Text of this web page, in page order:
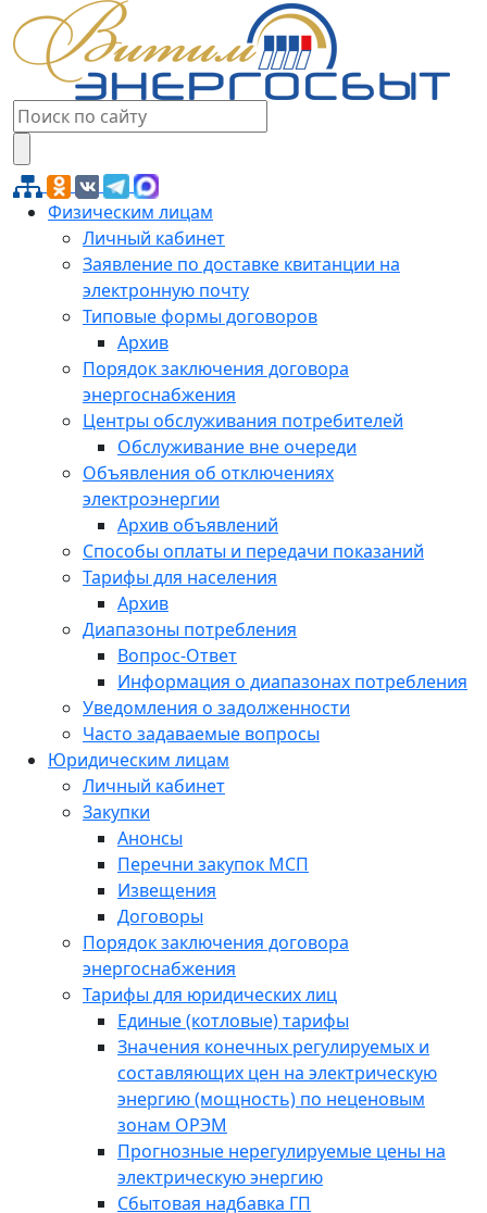
Физическим лицам
Личный кабинет
Заявление по доставке квитанции на
электронную почту
Типовые формы договоров
Архив
Порядок заключения договора
энергоснабжения
Центры обслуживания потребителей
Обслуживание вне очереди
Объявления об отключениях
электроэнергии
Архив объявлений
Способы оплаты и передачи показаний
Тарифы для населения
Архив
Диапазоны потребления
Вопрос-Ответ
Информация о диапазонах потребления
Уведомления о задолженности
Часто задаваемые вопросы
Юридическим лицам
Личный кабинет
Закупки
Анонсы
Перечни закупок МСП
Извещения
Договоры
Порядок заключения договора
энергоснабжения
Тарифы для юридических лиц
Единые (котловые) тарифы
Значения конечных регулируемых и
составляющих цен на электрическую
энергию (мощность) по неценовым
зонам ОРЭМ
Прогнозные нерегулируемые цены на
электрическую энергию
Сбытовая надбавка ГП